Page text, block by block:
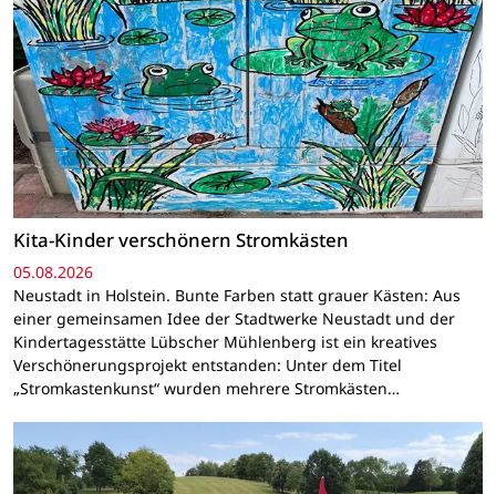
Kita-Kinder verschönern Stromkästen
05.08.2026
Neustadt in Holstein. Bunte Farben statt grauer Kästen: Aus
einer gemeinsamen Idee der Stadtwerke Neustadt und der
Kindertagesstätte Lübscher Mühlenberg ist ein kreatives
Verschönerungsprojekt entstanden: Unter dem Titel
„Stromkastenkunst“ wurden mehrere Stromkästen…